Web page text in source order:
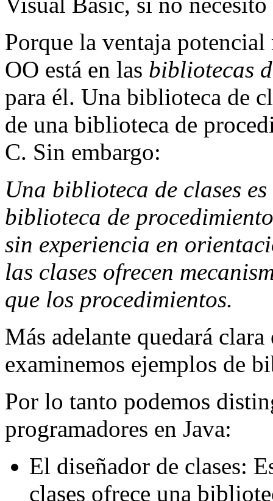
Porque la ventaja
OO está en las bibliotecas
para él. Una biblioteca de
de una biblioteca de
C. Sin embargo:
Una biblioteca de clases
biblioteca de
sin experiencia en
las clases ofrecen
que los procedimientos.
Más adelante quedará
examinemos ejemplos de
Por lo tanto podemos
programadores en Java:
El diseñador de clases:
clases ofrece una